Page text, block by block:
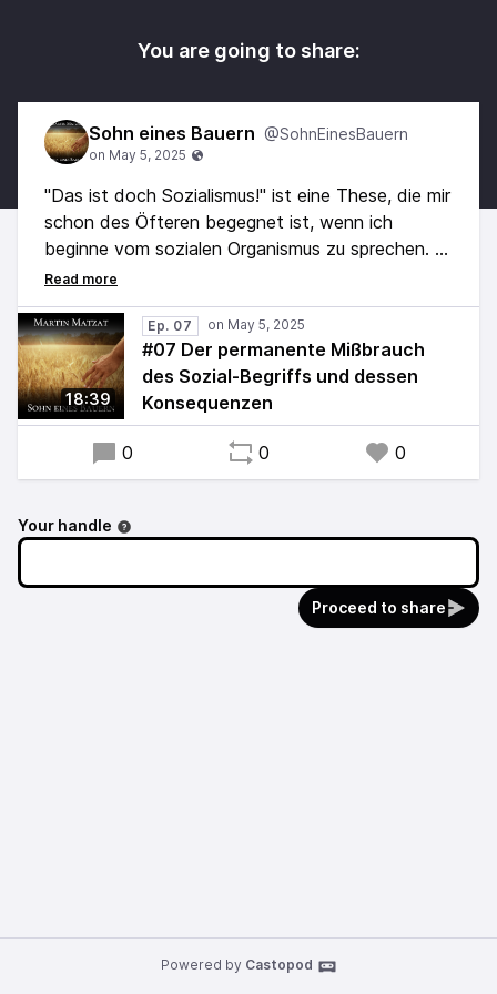
You are going to share:
Sohn eines Bauern @SohnEinesBauern
"Das ist doch Sozialismus!" ist eine These, die mir
schon des Öfteren begegnet ist, wenn ich
beginne vom sozialen Organismus zu sprechen.
Daß ein solche These NICHT zutrifft, ist zwar
eine Tatsache.
Doch das wirklich Spannende an dieser
Behauptung ist eher die damit ausgedrückte
Ablehnung und die Frage wie diese Ablehnung
entstanden sein könnte ...
18:39
Ep. 07
#07 Der permanente Mißbrauch
des Sozial-Begriffs und dessen
Konsequenzen
0 0 0
Your handle
Proceed to share
Powered by Castopod